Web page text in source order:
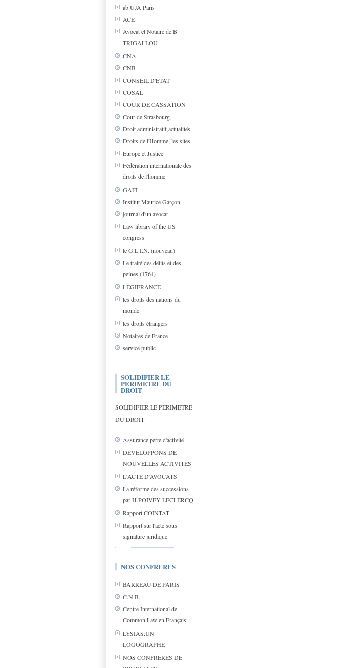
ab UJA Paris
ACE
Avocat et Notaire de B
TRIGALLOU
CNA
CNB
CONSEIL D'ETAT
COSAL
COUR DE CASSATION
Cour de Strasbourg
Droit administratif,actualités
Droits de l'Homme, les sites
Europe et Justice
Fédération internationale des
droits de l'homme
GAFI
Institut Maurice Garçon
journal d'un avocat
Law library of the US
congress
le G.L.I.N. (nouveau)
Le traité des délits et des
peines (1764)
LEGIFRANCE
les droits des nations du
monde
les droits étrangers
Notaires de France
service public
SOLIDIFIER LE
PERIMETRE DU
DROIT
SOLIDIFIER LE PERIMETRE
DU DROIT
Assurance perte d'activité
DEVELOPPONS DE
NOUVELLES ACTIVITES
L'ACTE D'AVOCATS
La réforme des successions
par H.POIVEY LECLERCQ
Rapport COINTAT
Rapport sur l'acte sous
signature juridique
NOS CONFRERES
BARREAU DE PARIS
C.N.B.
Centre International de
Common Law en Français
LYSIAS:UN
LOGOGRAPHE
NOS CONFRERES DE